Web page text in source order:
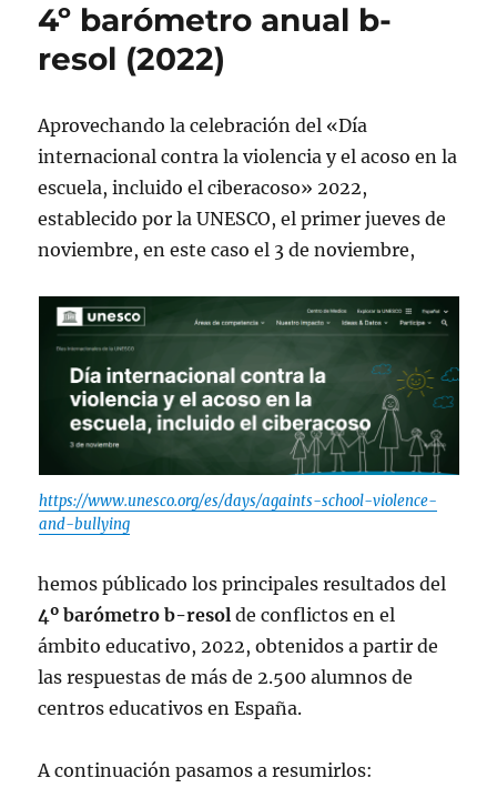
4º barómetro anual b-
resol (2022)
Aprovechando la celebración del «Día
internacional contra la violencia y el acoso en la
escuela, incluido el ciberacoso» 2022,
establecido por la UNESCO, el primer jueves de
noviembre, en este caso el 3 de noviembre,
https://www.unesco.org/es/days/againts-school-violence-
and-bullying
hemos públicado los principales resultados del
4º barómetro b-resol de conflictos en el
ámbito educativo, 2022, obtenidos a partir de
las respuestas de más de 2.500 alumnos de
centros educativos en España.
A continuación pasamos a resumirlos: